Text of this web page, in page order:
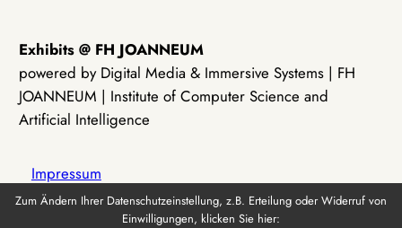
Exhibits @ FH JOANNEUM
powered by Digital Media & Immersive Systems | FH
JOANNEUM | Institute of Computer Science and
Artificial Intelligence
Impressum
Zum Ändern Ihrer Datenschutzeinstellung, z.B. Erteilung oder Widerruf von
Einwilligungen, klicken Sie hier: